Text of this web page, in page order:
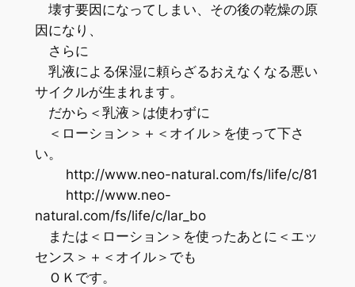
壊す要因になってしまい、その後の乾燥の原
因になり、
さらに
乳液による保湿に頼らざるおえなくなる悪い
サイクルが生まれます。
だから＜乳液＞は使わずに
＜ローション＞＋＜オイル＞を使って下さ
い。
http://www.neo-natural.com/fs/life/c/81
http://www.neo-
natural.com/fs/life/c/lar_bo
または＜ローション＞を使ったあとに＜エッ
センス＞＋＜オイル＞でも
ＯＫです。